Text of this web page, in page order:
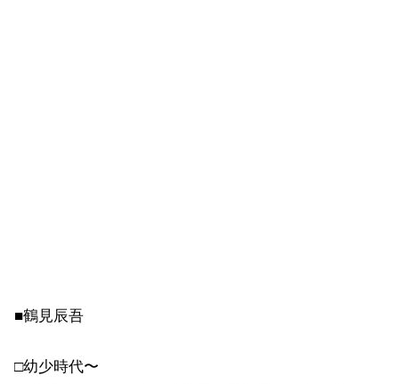
■鶴見辰吾
□幼少時代〜